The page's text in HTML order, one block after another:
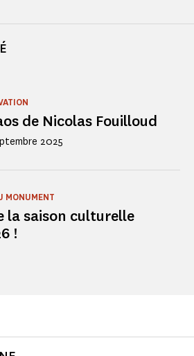
de Nicolas Fouilloud
2025
la saison culturelle
!
MONUMENT